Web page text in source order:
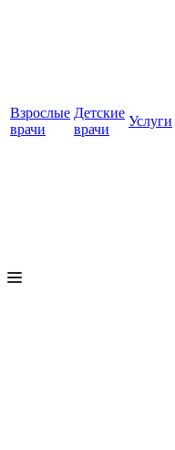
Взрослые
врачи
Детские
врачи
Услуги